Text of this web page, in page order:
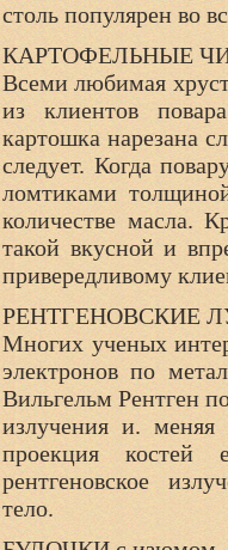
столь популярен во
КАРТОФЕЛЬНЫЕ
Всеми любимая
из клиентов
картошка нарезана
следует. Когда
ломтиками
количестве масла.
такой вкусной и
привередливому
РЕНТГЕНОВСКИЕ
Многих ученых
электронов по
Вильгельм Рентген
излучения и. меняя
проекция костей
рентгеновское
тело.